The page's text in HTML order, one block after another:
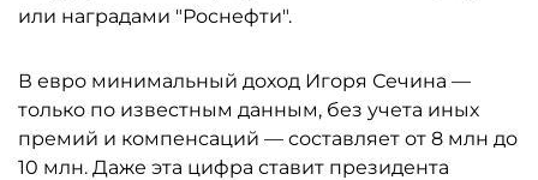
или наградами "Роснефти".
В евро минимальный доход Игоря Сечина —
только по известным данным, без учета иных
премий и компенсаций — составляет от 8 млн до
10 млн. Даже эта цифра ставит президента